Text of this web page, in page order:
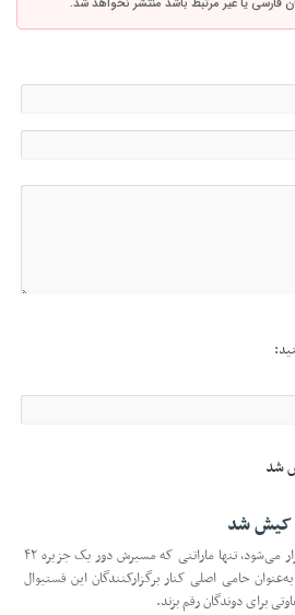
فارسی یا غیر مرتبط باشد منتشر نخواهد شد.
کیش شد
پنجمین ماراتن کیش ۱۴ آذر برگزار می‌شود، تنها ماراتنی که مسیرش دور یک جزیره ۴۲
حامی اصلی کنار برگزارکنندگان این فستیوال
برای دوندگان رقم بزند.